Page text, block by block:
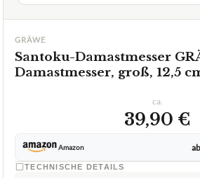
GRÄWE
Santoku-Damastmesser
Damastmesser, groß, 12,5
ca.
39,90 €
Amazon
TECHNISCHE DETAILS